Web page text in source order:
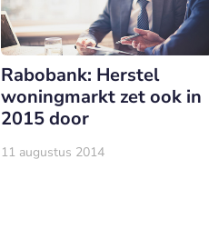
Rabobank: Herstel
woningmarkt zet ook in
2015 door
11 augustus 2014